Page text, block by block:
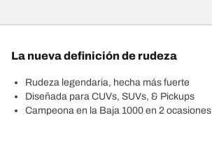
La nueva definición de rudeza
Rudeza legendaria, hecha más fuerte
Diseñada para CUVs, SUVs, & Pickups
Campeona en la Baja 1000 en 2 ocasiones